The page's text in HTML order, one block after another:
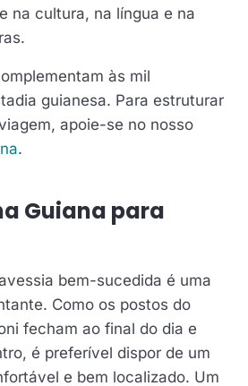
na cultura, na língua e na
às mil
guianesa. Para estruturar
apoie-se no nosso
.
Guiana para
bem-sucedida é uma
Como os postos do
fecham ao final do dia e
é preferível dispor de um
e bem localizado. Um